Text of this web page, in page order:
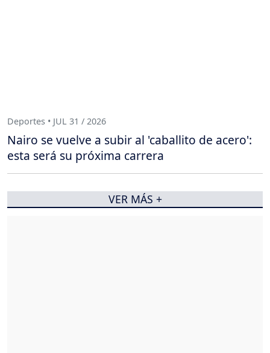
Deportes • JUL 31 / 2026
Nairo se vuelve a subir al 'caballito de acero':
esta será su próxima carrera
VER MÁS +